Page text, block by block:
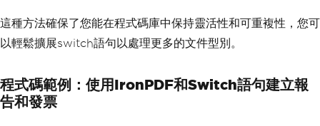
這種方法確保了您能在程式碼庫中保持靈活性和可重複性，您可
以輕鬆擴展switch語句以處理更多的文件型別。
程式碼範例：使用IronPDF和Switch語句建立報
告和發票